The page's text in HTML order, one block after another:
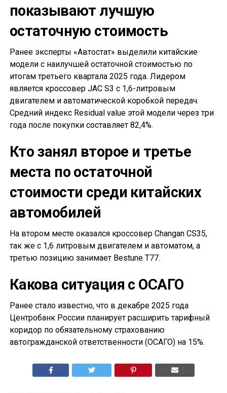
показывают лучшую
остаточную стоимость
Ранее эксперты «Автостат» выделили китайские
модели с наилучшей остаточной стоимостью по
итогам третьего квартала 2025 года. Лидером
является кроссовер JAC S3 с 1,6-литровым
двигателем и автоматической коробкой передач.
Средний индекс Residual value этой модели через три
года после покупки составляет 82,4%.
Кто занял второе и третье
места по остаточной
стоимости среди китайских
автомобилей
На втором месте оказался кроссовер Changan CS35,
так же с 1,6 литровым двигателем и автоматом, а
третью позицию занимает Bestune T77.
Какова ситуация с ОСАГО
Ранее стало известно, что в декабре 2025 года
Центробанк России планирует расширить тарифный
коридор по обязательному страхованию
автогражданской ответственности (ОСАГО) на 15%.